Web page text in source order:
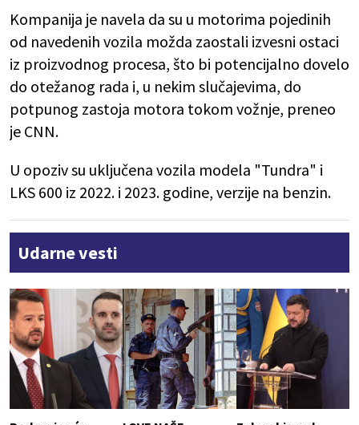
Kompanija je navela da su u motorima pojedinih
od navedenih vozila možda zaostali izvesni ostaci
iz proizvodnog procesa, što bi potencijalno dovelo
do otežanog rada i, u nekim slučajevima, do
potpunog zastoja motora tokom vožnje, preneo
je CNN.
U opoziv su uključena vozila modela "Tundra" i
LKS 600 iz 2022. i 2023. godine, verzije na benzin.
Udarne vesti